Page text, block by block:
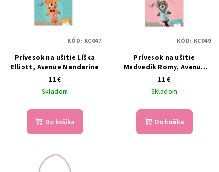
Prívesok na ušitie Líška
Elliott, Avenue Mandarine
11 €
Skladom
Do košíka
KÓD: KC047
Prívesok na ušitie
Medvedík Romy, Avenue
Mandarine
11 €
Skladom
Do košíka
KÓD: KC049